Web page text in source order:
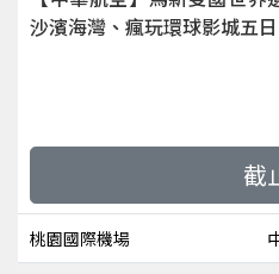
沙濱海灣、瘋玩環球影城五日
桃園國際機場
截